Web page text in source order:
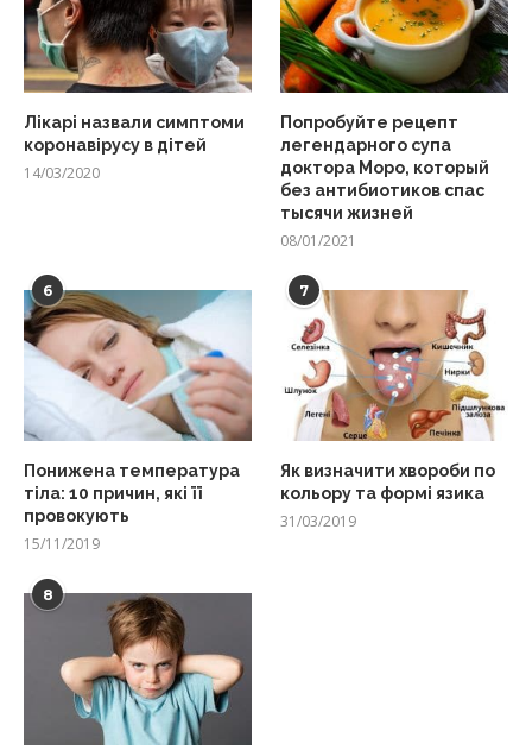
Лікарі назвали симптоми
коронавірусу в дітей
14/03/2020
Попробуйте рецепт
легендарного супа
доктора Моро, который
без антибиотиков спас
тысячи жизней
08/01/2021
6
Понижена температура
тіла: 10 причин, які її
провокують
15/11/2019
7
Як визначити хвороби по
кольору та формі язика
31/03/2019
8